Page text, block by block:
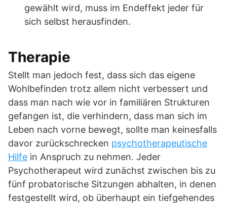
gewählt wird, muss im Endeffekt jeder für
sich selbst herausfinden.
Therapie
Stellt man jedoch fest, dass sich das eigene
Wohlbefinden trotz allem nicht verbessert und
dass man nach wie vor in familiären Strukturen
gefangen ist, die verhindern, dass man sich im
Leben nach vorne bewegt, sollte man keinesfalls
davor zurückschrecken psychotherapeutische
Hilfe in Anspruch zu nehmen. Jeder
Psychotherapeut wird zunächst zwischen bis zu
fünf probatorische Sitzungen abhalten, in denen
festgestellt wird, ob überhaupt ein tiefgehendes